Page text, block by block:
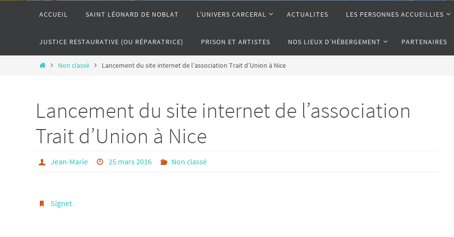
ACCUEIL SAINT LÉONARD DE NOBLAT L’UNIVERS CARCERAL ACTUALITES LES PERSONNES ACCUEILLIES
JUSTICE RESTAURATIVE (OU RÉPARATRICE) PRISON ET ARTISTES NOS LIEUX D’HÉBERGEMENT PARTENAIRES
HomeNon classé Lancement du site internet de l’association Trait d’Union à Nice
Lancement du site internet de l’association
Trait d’Union à Nice
Jean-Marie 25 mars 2016 Non classé
Signet.